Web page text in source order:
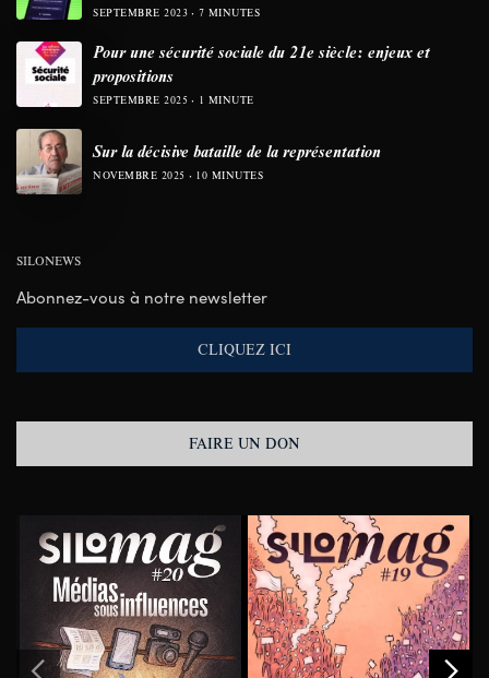
SEPTEMBRE 2023 7 MINUTES
Pour une sécurité sociale du 21e siècle: enjeux et
propositions
SEPTEMBRE 2025 1 MINUTE
Sur la décisive bataille de la représentation
NOVEMBRE 2025 10 MINUTES
SILONEWS
Abonnez-vous à notre newsletter
CLIQUEZ ICI
FAIRE UN DON